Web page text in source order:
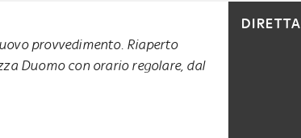
provvedimento. Riaperto
Duomo con orario regolare, dal
DIRETTA